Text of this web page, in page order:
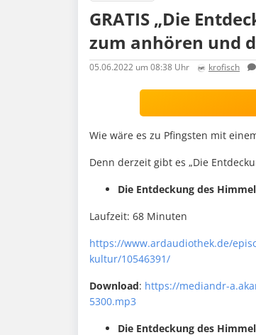
GRATIS „Die
zum anhören und
05.06.2022 um 08:38 Uhr krofisch
Wie wäre es zu Pfingsten mit
Denn derzeit gibt es „Die
Die Entdeckung des
Laufzeit: 68 Minuten
https://www.ardaudiothek.de/
kultur/10546391/
Download: https://mediandr-
5300.mp3
Die Entdeckung des